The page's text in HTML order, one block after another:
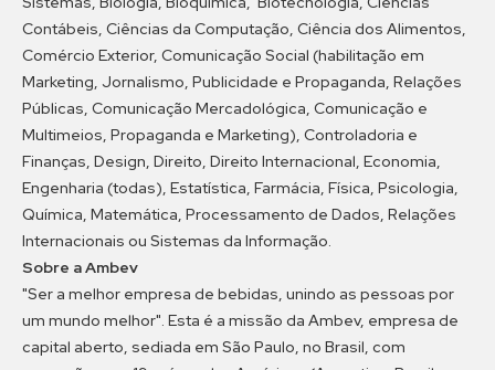
Contábeis, Ciências da Computação, Ciência dos Alimentos,
Comércio Exterior, Comunicação Social (habilitação em
Marketing, Jornalismo, Publicidade e Propaganda, Relações
Públicas, Comunicação Mercadológica, Comunicação e
Multimeios, Propaganda e Marketing), Controladoria e
Finanças, Design, Direito, Direito Internacional, Economia,
Engenharia (todas), Estatística, Farmácia, Física, Psicologia,
Química, Matemática, Processamento de Dados, Relações
Internacionais ou Sistemas da Informação.
Sobre a Ambev
"Ser a melhor empresa de bebidas, unindo as pessoas por
um mundo melhor". Esta é a missão da Ambev, empresa de
capital aberto, sediada em São Paulo, no Brasil, com